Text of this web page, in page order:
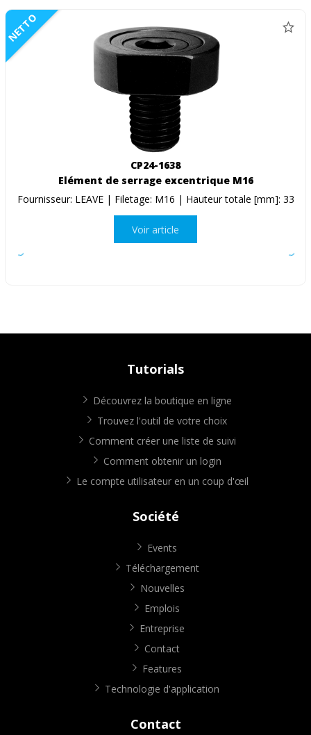
NETTO
CP24-1638
Elément de serrage excentrique M16
Fournisseur: LEAVE | Filetage: M16 | Hauteur totale [mm]: 33
Voir article
Tutorials
Découvrez la boutique en ligne
Trouvez l'outil de votre choix
Comment créer une liste de suivi
Comment obtenir un login
Le compte utilisateur en un coup d'œil
Société
Events
Téléchargement
Nouvelles
Emplois
Entreprise
Contact
Features
Technologie d'application
Contact